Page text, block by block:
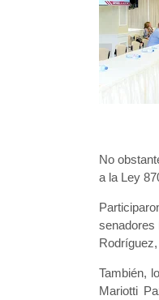
No
a la Ley
senadores
También,
Mariotti